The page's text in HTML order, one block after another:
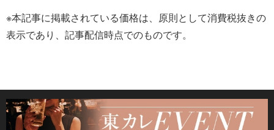
※本記事に掲載されている価格は、原則として消費税抜きの
表示であり、記事配信時点でのものです。